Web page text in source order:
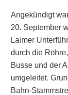
Angekündigt
20. September
Laimer
durch die
Busse und der
umgeleitet.
Bahn-